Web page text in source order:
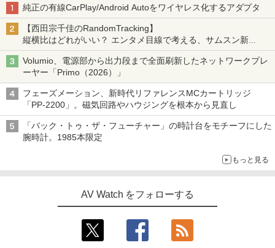
純正の有線CarPlay/Android Autoをワイヤレス化するアダプタ
【西田宗千佳のRandomTracking】
縦横比はどれがいい？ エンタメ目線で考える、サムスン新
「Galaxy Z Fold」
Volumio、電源部から出力段まで全面刷新したネットワークプレ
ーヤー「Primo（2026）」
フェーズメーション、新時代リファレンスMCカートリッジ
「PP-2200」。磁気回路やハウジングを根本から見直し
「バック・トゥ・ザ・フューチャー」の時計台をモチーフにした
腕時計。1985本限定
もっと見る
AV Watch をフォローする